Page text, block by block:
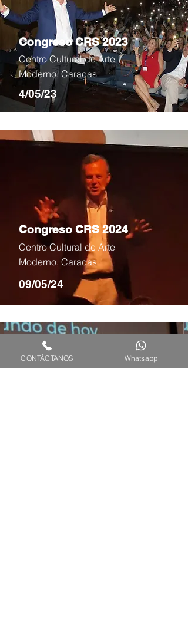
Congreso CRS 2023
Centro Cultural de Arte
Moderno, Caracas
4/05/23
Congreso CRS 2024
Centro Cultural de Arte
Moderno, Caracas
09/05/24
CONTÁCTANOS Whatsapp